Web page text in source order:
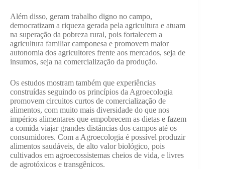
Além disso, geram trabalho digno no campo,
democratizam a riqueza gerada pela agricultura e atuam
na superação da pobreza rural, pois fortalecem a
agricultura familiar camponesa e promovem maior
autonomia dos agricultores frente aos mercados, seja de
insumos, seja na comercialização da produção.
Os estudos mostram também que experiências
construídas seguindo os princípios da Agroecologia
promovem circuitos curtos de comercialização de
alimentos, com muito mais diversidade do que nos
impérios alimentares que empobrecem as dietas e fazem
a comida viajar grandes distâncias dos campos até os
consumidores. Com a Agroecologia é possível produzir
alimentos saudáveis, de alto valor biológico, pois
cultivados em agroecossistemas cheios de vida, e livres
de agrotóxicos e transgênicos.